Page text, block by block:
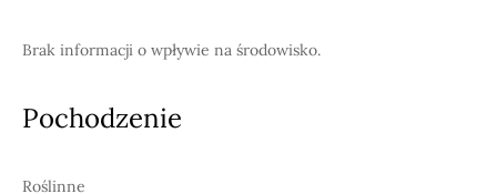
Brak informacji o wpływie na środowisko.
Pochodzenie
Roślinne